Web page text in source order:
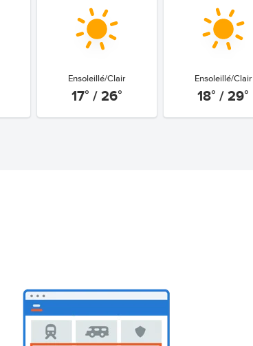
Ensoleillé/Clair
17° / 26°
Ensoleillé/Clair
18° / 29°